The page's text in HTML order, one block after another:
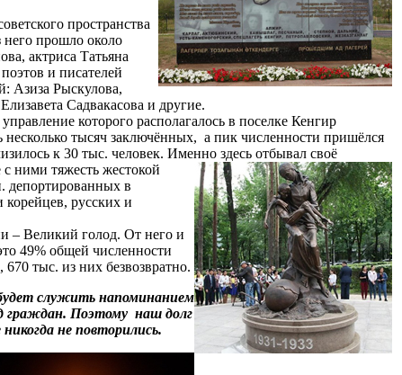
пространства
него прошло около
актриса Татьяна
и писателей
Азиза Рыскулова,
Садвакасова и другие.
управление которого располагалось в поселке Кенгир
тысяч заключённых, а пик численности пришёлся
к 30 тыс. человек. Именно здесь отбывал своё
с ними тяжесть жестокой
депортированных в
русских и
– Великий голод. От него и
49% общей численности
тыс. из них безвозвратно.
служить напоминанием
граждан. Поэтому наш долг
не повторились.